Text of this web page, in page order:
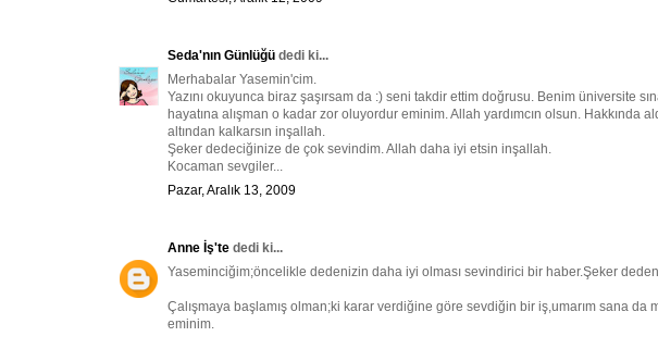
Seda'nın Günlüğü dedi ki...
Merhabalar Yasemin'cim.
Yazını okuyunca biraz şaşırsam da :) seni takdir ettim doğrusu. Benim üniversite
hayatına alışman o kadar zor oluyordur eminim. Allah yardımcın olsun. Hakkında
altından kalkarsın inşallah.
Şeker dedeciğinize de çok sevindim. Allah daha iyi etsin inşallah.
Kocaman sevgiler...
Pazar, Aralık 13, 2009
Anne İş'te dedi ki...
Yaseminciğim;öncelikle dedenizin daha iyi olması sevindirici bir haber.Şeker
Çalışmaya başlamış olman;ki karar verdiğine göre sevdiğin bir iş,umarım sana da
eminim.